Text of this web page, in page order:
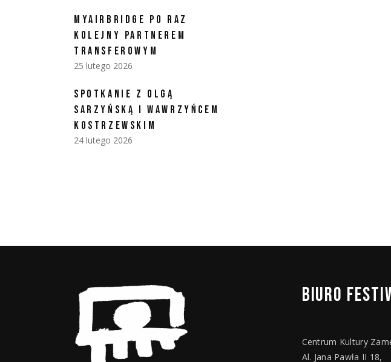
MYAIRBRIDGE PO RAZ
KOLEJNY PARTNEREM
TRANSFEROWYM
25 lutego 2026
SPOTKANIE Z OLGĄ
SARZYŃSKĄ I WAWRZYŃCEM
KOSTRZEWSKIM
24 lutego 2026
BIURO
Centrum Kultury
Al. Jana Pawła II 18,